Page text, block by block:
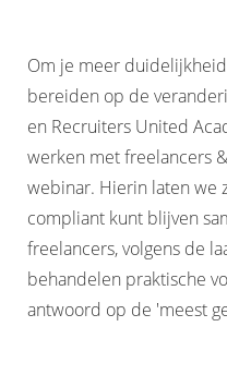
Om je meer
bereiden op de
en Recruiters United
werken met freelancers
webinar. Hierin laten we
compliant kunt blijven
freelancers, volgens de
behandelen praktische
antwoord op de 'meest